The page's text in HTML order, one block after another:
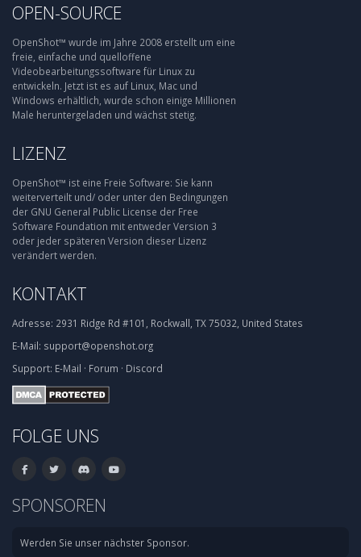
OPEN-SOURCE
OpenShot™ wurde im Jahre 2008 erstellt um eine
freie, einfache und quelloffene
Videobearbeitungssoftware für Linux zu
entwickeln. Jetzt ist es auf Linux, Mac und
Windows erhältlich, wurde schon einige Millionen
Male heruntergeladen und wächst stetig.
LIZENZ
OpenShot™ ist eine Freie Software: Sie kann
weiterverteilt und/ oder unter den Bedingungen
der GNU General Public License der Free
Software Foundation mit entweder Version 3
oder jeder späteren Version dieser Lizenz
verändert werden.
KONTAKT
Adresse: 2931 Ridge Rd #101, Rockwall, TX 75032, United States
E-Mail: support@openshot.org
Support: E-Mail · Forum · Discord
FOLGE UNS
SPONSOREN
Werden Sie unser nächster Sponsor.